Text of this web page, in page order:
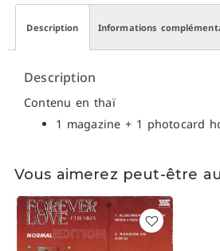
Description Informations
Description
Contenu en thaï
1 magazine + 1 photocard
Vous aimerez peut-être